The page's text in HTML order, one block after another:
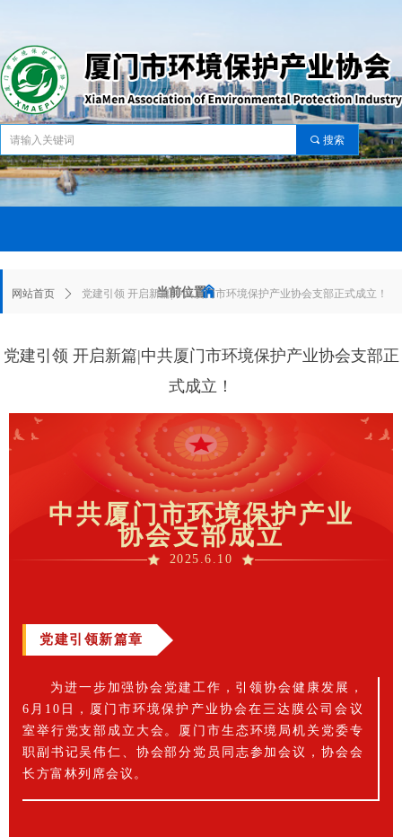
끠 搜索
当前位置：
낀
网站首页 ꄲ 党建引领 开启新篇|中共厦门市环境保护产业协会支部正式成立！
党建引领 开启新篇|中共厦门市环境保护产业协会支部正
式成立！
中共厦门市环境保护产业
协会支部成立
2025.6.10
党建引领新篇章
为进一步加强协会党建工作，引领协会健康发展，
6月10日，厦门市环境保护产业协会在三达膜公司会议
室举行党支部成立大会。厦门市生态环境局机关党委专
职副书记吴伟仁、协会部分党员同志参加会议，协会会
长方富林列席会议。